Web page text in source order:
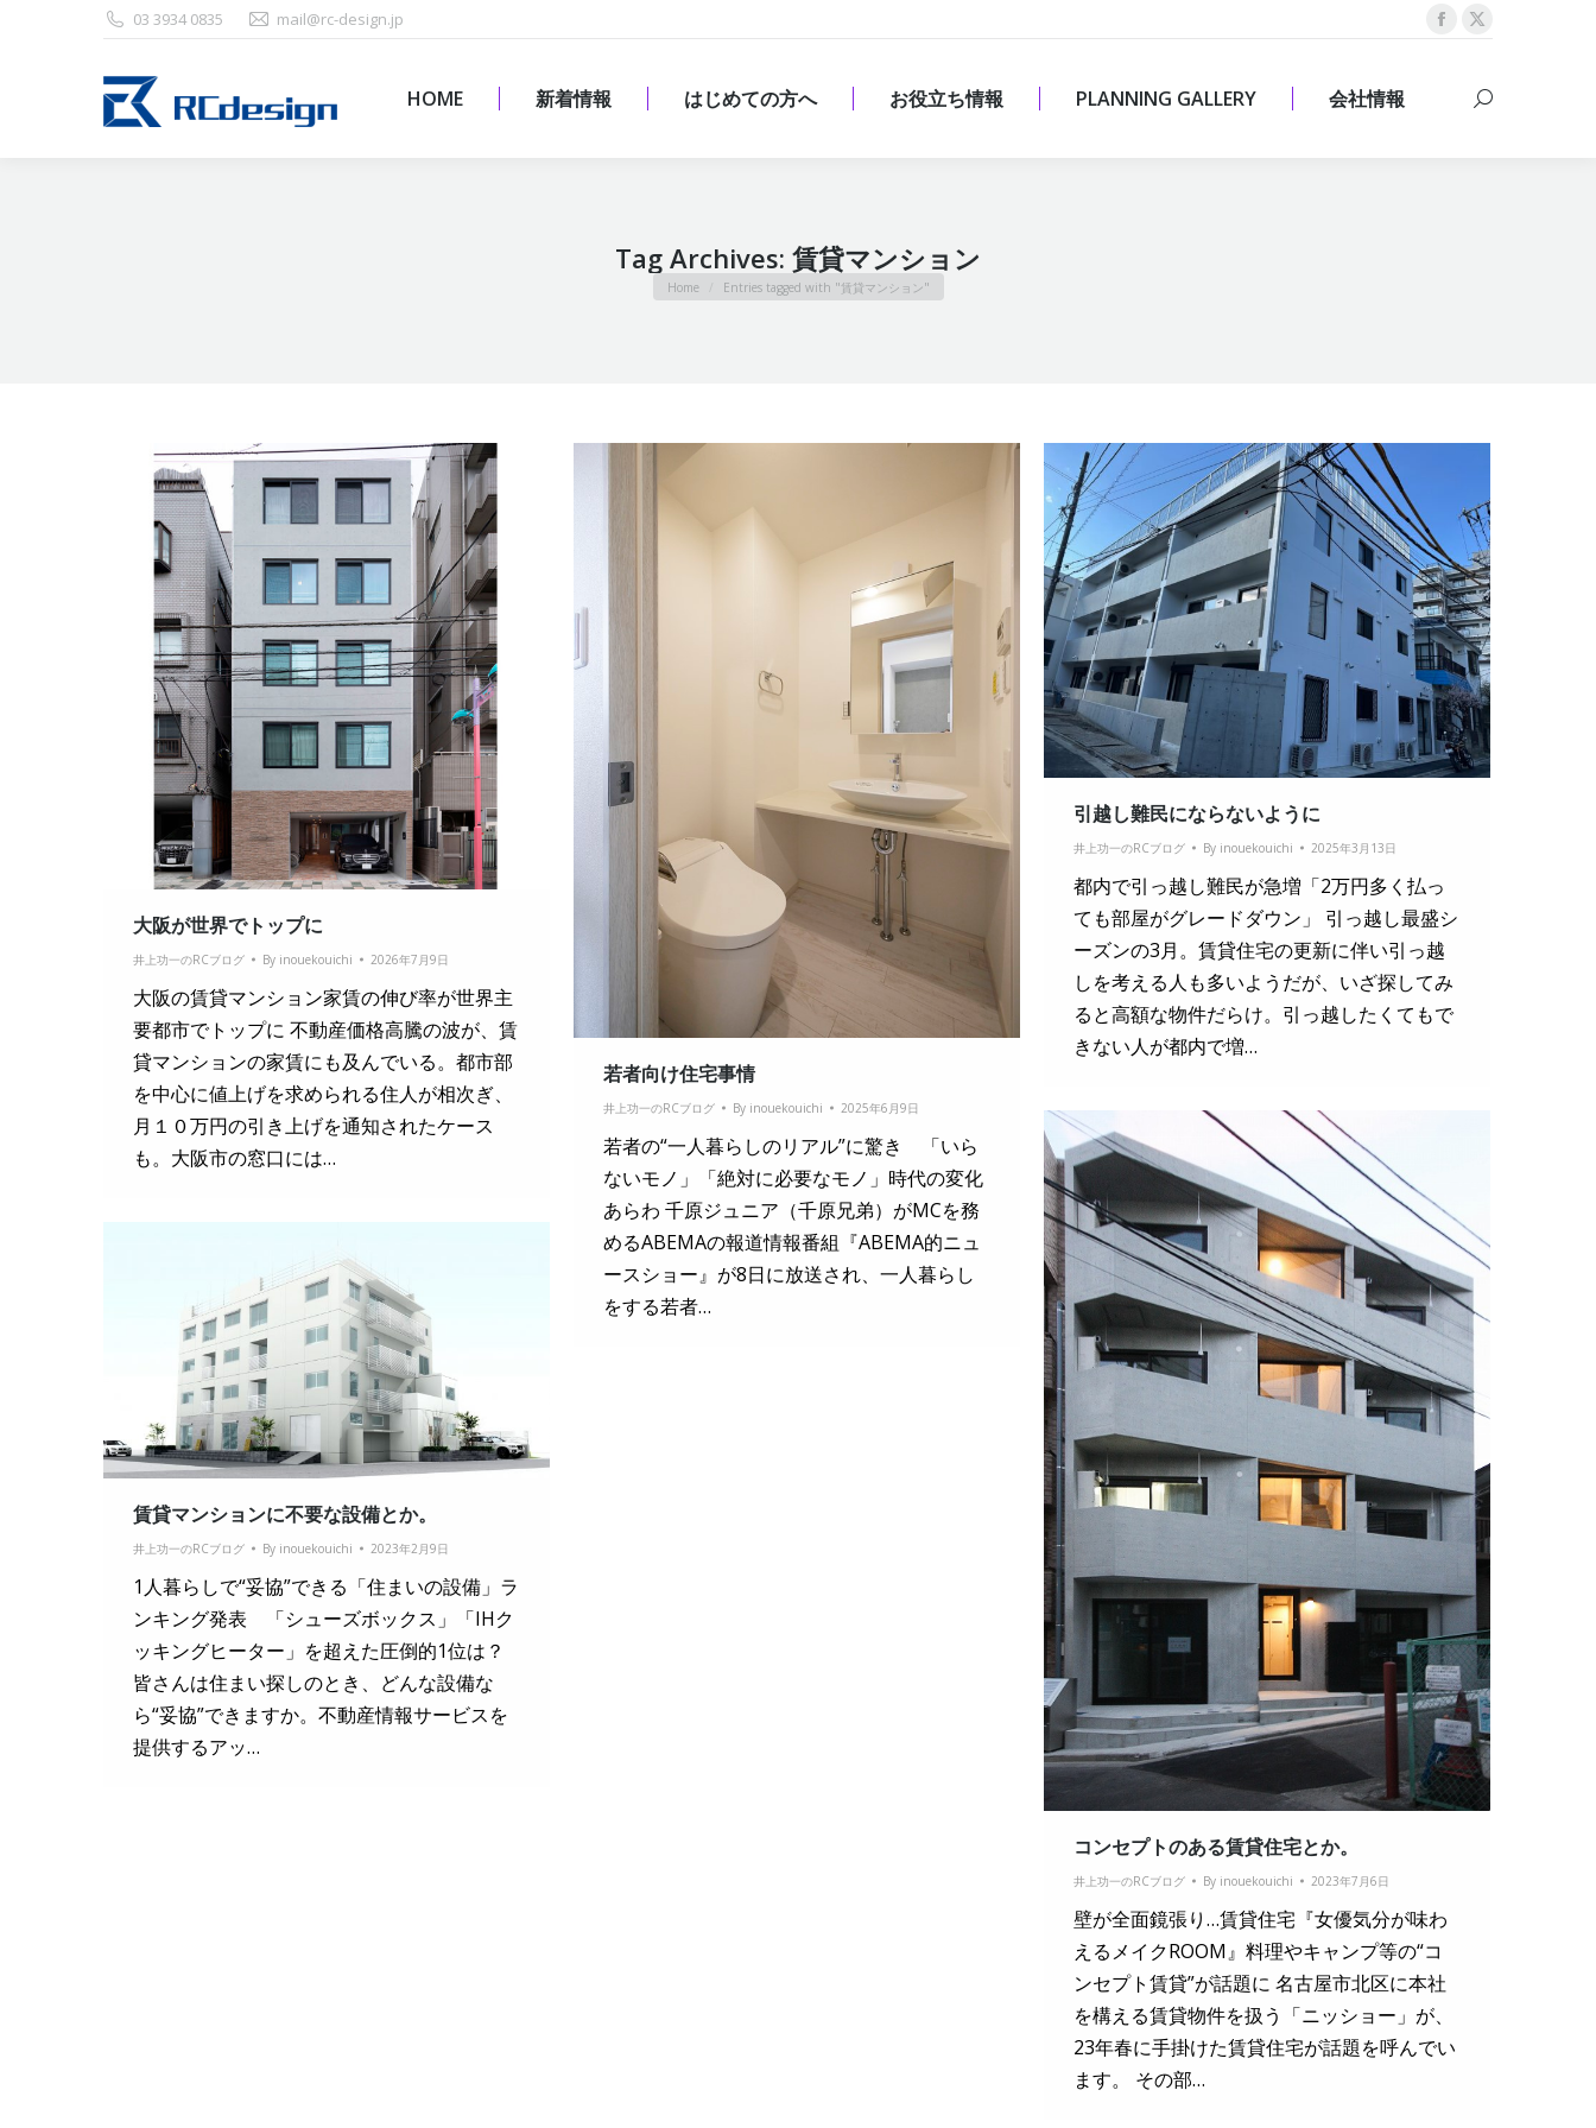
03 3934 0835 mail@rc-design.jp
Facebook
opens
X
opens
HOME 新着情報 はじめての方へ お役立ち情報 PLANNING GALLERY 会社情報 Search:
Tag Archives: 賃貸マンション
You are here:
Home Entries tagged with "賃貸マンション"
大阪が世界でトップに
井上功一のRCブログ By inouekouichi 2026年7月9日
大阪の賃貸マンション家賃の伸び率が世界主
要都市でトップに 不動産価格高騰の波が、賃
貸マンションの家賃にも及んでいる。都市部
を中心に値上げを求められる住人が相次ぎ、
月１０万円の引き上げを通知されたケース
も。大阪市の窓口には…
若者向け住宅事情
井上功一のRCブログ By inouekouichi 2025年6月9日
若者の“一人暮らしのリアル”に驚き 「いら
ないモノ」「絶対に必要なモノ」時代の変化
あらわ 千原ジュニア（千原兄弟）がMCを務
めるABEMAの報道情報番組『ABEMA的ニュ
ースショー』が8日に放送され、一人暮らし
をする若者…
引越し難民にならないように
井上功一のRCブログ By inouekouichi 2025年3月13日
都内で引っ越し難民が急増「2万円多く払っ
ても部屋がグレードダウン」 引っ越し最盛シ
ーズンの3月。賃貸住宅の更新に伴い引っ越
しを考える人も多いようだが、いざ探してみ
ると高額な物件だらけ。引っ越したくてもで
きない人が都内で増…
コンセプトのある賃貸住宅とか。
井上功一のRCブログ By inouekouichi 2023年7月6日
壁が全面鏡張り…賃貸住宅『女優気分が味わ
えるメイクROOM』料理やキャンプ等の“コ
ンセプト賃貸”が話題に 名古屋市北区に本社
を構える賃貸物件を扱う「ニッショー」が、
23年春に手掛けた賃貸住宅が話題を呼んでい
ます。 その部…
賃貸マンションに不要な設備とか。
井上功一のRCブログ By inouekouichi 2023年2月9日
1人暮らしで“妥協”できる「住まいの設備」ラ
ンキング発表 「シューズボックス」「IHク
ッキングヒーター」を超えた圧倒的1位は？
皆さんは住まい探しのとき、どんな設備な
ら“妥協”できますか。不動産情報サービスを
提供するアッ…
HOME 新着情報 はじめての方へ お役立ち情報 PLANNING GALLERY 会社情報 Search: